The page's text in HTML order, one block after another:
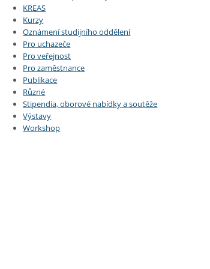
KREAS
Kurzy
Oznámení studijního oddělení
Pro uchazeče
Pro veřejnost
Pro zaměstnance
Publikace
Různé
Stipendia, oborové nabídky a soutěže
Výstavy
Workshop